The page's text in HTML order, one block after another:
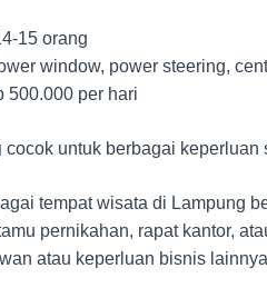
15 orang
window, power steering,
500.000 per hari
cocok untuk berbagai keperluan
tempat wisata di Lampung
pernikahan, rapat kantor,
atau keperluan bisnis